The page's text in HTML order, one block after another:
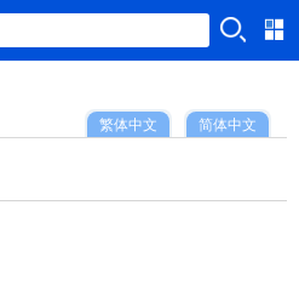
简体中文
繁体中文